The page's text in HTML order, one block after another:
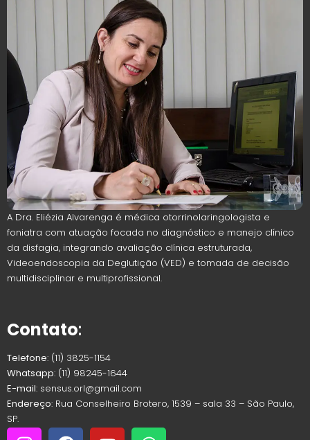
A Dra. Eliézia Alvarenga é médica otorrinolaringologista e
foniatra com atuação focada no diagnóstico e manejo clínico
da disfagia, integrando avaliação clínica estruturada,
Videoendoscopia da Deglutição (VED) e tomada de decisão
multidisciplinar e multiprofissional.
Contato:
Telefone: (11) 3825-1154
Whatsapp: (11) 98245-1644
E-mail: sensus.orl@gmail.com
Endereço: Rua Conselheiro Brotero, 1539 – sala 33 – São Paulo,
SP.